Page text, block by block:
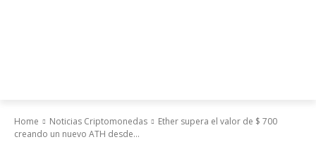
Home Noticias Criptomonedas
Ether supera el valor de $ 700
creando un nuevo ATH desde...